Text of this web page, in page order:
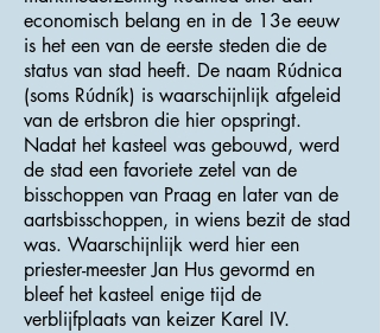
economisch belang en in de 13e eeuw
is het een van de eerste steden die de
status van stad heeft. De naam Rúdnica
(soms Rúdník) is waarschijnlijk afgeleid
van de ertsbron die hier opspringt.
Nadat het kasteel was gebouwd, werd
de stad een favoriete zetel van de
bisschoppen van Praag en later van de
aartsbisschoppen, in wiens bezit de stad
was. Waarschijnlijk werd hier een
priester-meester Jan Hus gevormd en
bleef het kasteel enige tijd de
verblijfplaats van keizer Karel IV.